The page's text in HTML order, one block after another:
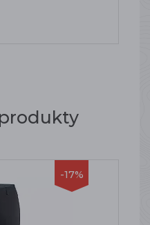
-17%